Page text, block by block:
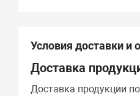
Условия доставки и
Доставка
Доставка продукции